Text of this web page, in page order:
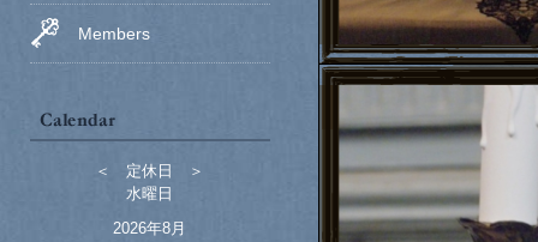
Members
＜ 定休日 ＞
水曜日
2026年8月